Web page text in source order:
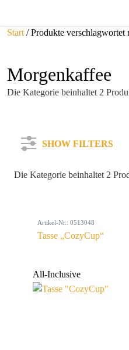
Start / Produkte verschlagwortet
Morgenkaffee
Die Kategorie beinhaltet 2
SHOW FILTERS
Farbe
Die Kategorie beinhaltet 2
Artikel-Nr.: 0513048
Tasse „CozyCup“
All-Inclusive